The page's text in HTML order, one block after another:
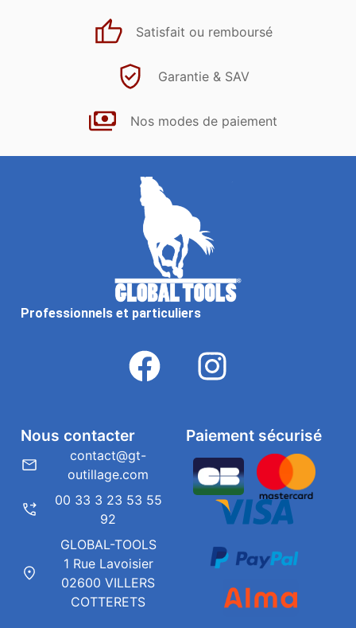
Satisfait ou remboursé
Garantie & SAV
Nos modes de paiement
Professionnels et particuliers
Paiement sécurisé
Nous contacter
contact@gt-
outillage.com
00 33 3 23 53 55
92
GLOBAL-TOOLS
1 Rue Lavoisier
02600 VILLERS
COTTERETS